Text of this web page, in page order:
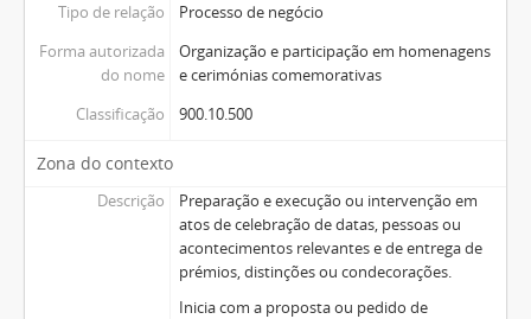
Tipo de relação
Processo de negócio
Forma autorizada
do nome
Organização e participação em homenagens
e cerimónias comemorativas
Classificação
900.10.500
Zona do contexto
Descrição
Preparação e execução ou intervenção em
atos de celebração de datas, pessoas ou
acontecimentos relevantes e de entrega de
prémios, distinções ou condecorações.
Inicia com a proposta ou pedido de